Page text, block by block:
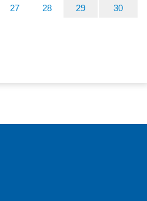
27 28 29 30